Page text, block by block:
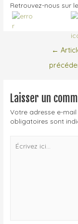
Retrouvez-nous sur
←
Laisser un
Votre adresse e-
obligatoires sont